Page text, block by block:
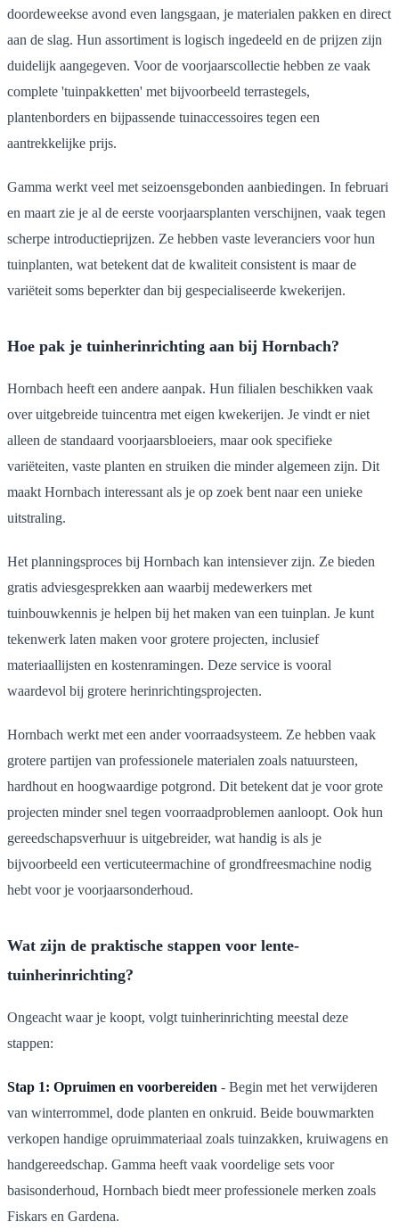
doordeweekse avond even langsgaan, je materialen pakken en direct
aan de slag. Hun assortiment is logisch ingedeeld en de prijzen zijn
duidelijk aangegeven. Voor de voorjaarscollectie hebben ze vaak
complete 'tuinpakketten' met bijvoorbeeld terrastegels,
plantenborders en bijpassende tuinaccessoires tegen een
aantrekkelijke prijs.
Gamma werkt veel met seizoensgebonden aanbiedingen. In februari
en maart zie je al de eerste voorjaarsplanten verschijnen, vaak tegen
scherpe introductieprijzen. Ze hebben vaste leveranciers voor hun
tuinplanten, wat betekent dat de kwaliteit consistent is maar de
variëteit soms beperkter dan bij gespecialiseerde kwekerijen.
Hoe pak je tuinherinrichting aan bij Hornbach?
Hornbach heeft een andere aanpak. Hun filialen beschikken vaak
over uitgebreide tuincentra met eigen kwekerijen. Je vindt er niet
alleen de standaard voorjaarsbloeiers, maar ook specifieke
variëteiten, vaste planten en struiken die minder algemeen zijn. Dit
maakt Hornbach interessant als je op zoek bent naar een unieke
uitstraling.
Het planningsproces bij Hornbach kan intensiever zijn. Ze bieden
gratis adviesgesprekken aan waarbij medewerkers met
tuinbouwkennis je helpen bij het maken van een tuinplan. Je kunt
tekenwerk laten maken voor grotere projecten, inclusief
materiaallijsten en kostenramingen. Deze service is vooral
waardevol bij grotere herinrichtingsprojecten.
Hornbach werkt met een ander voorraadsysteem. Ze hebben vaak
grotere partijen van professionele materialen zoals natuursteen,
hardhout en hoogwaardige potgrond. Dit betekent dat je voor grote
projecten minder snel tegen voorraadproblemen aanloopt. Ook hun
gereedschapsverhuur is uitgebreider, wat handig is als je
bijvoorbeeld een verticuteermachine of grondfreesmachine nodig
hebt voor je voorjaarsonderhoud.
Wat zijn de praktische stappen voor lente-
tuinherinrichting?
Ongeacht waar je koopt, volgt tuinherinrichting meestal deze
stappen:
Stap 1: Opruimen en voorbereiden - Begin met het verwijderen
van winterrommel, dode planten en onkruid. Beide bouwmarkten
verkopen handige opruimmateriaal zoals tuinzakken, kruiwagens en
handgereedschap. Gamma heeft vaak voordelige sets voor
basisonderhoud, Hornbach biedt meer professionele merken zoals
Fiskars en Gardena.